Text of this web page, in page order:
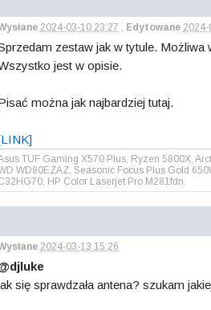
2024-03-10 23:27 , Edytowane
zestaw jak w tytule. Możliwa
jest w opisie.
można jak najbardziej tutaj.
TUF Gaming X570 Plus, Ryzen 5800X,
WD80EZAZ, Seasonic Focus Plus Gold
HP Color Laserjet Pro M281fdn.
2024-03-13 15:26
się sprawdzała antena? szukam